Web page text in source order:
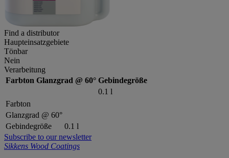
Find a distributor
Haupteinsatzgebiete
Tönbar
Nein
Verarbeitung
Farbton Glanzgrad @ 60° Gebindegröße
0.1 l
Farbton
Glanzgrad @ 60°
Gebindegröße
0.1 l
Subscribe to our newsletter
Sikkens Wood Coatings